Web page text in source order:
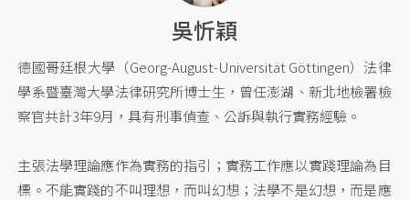
吳忻穎
德國哥廷根大學（Georg-August-Universität Göttingen）法律
學系暨臺灣大學法律研究所博士生，曾任澎湖、新北地檢署檢
察官共計3年9月，具有刑事偵查、公訴與執行實務經驗。
主張法學理論應作為實務的指引；實務工作應以實踐理論為目
標。不能實踐的不叫理想，而叫幻想；法學不是幻想，而是應